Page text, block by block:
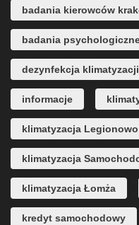
badania kierowców
badania
dezynfekcja
informacje
klimatyzacja Legionowo
klimatyzacja
klimatyzacja Łomża
kredyt samochodowy